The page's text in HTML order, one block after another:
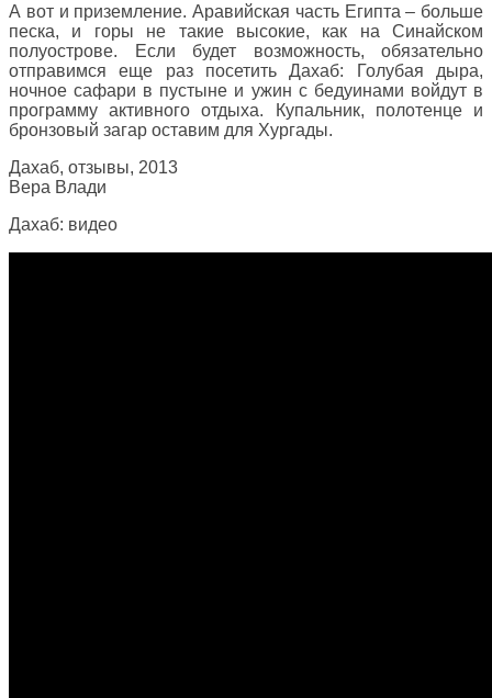
А вот и приземление. Аравийская часть Египта – больше
песка, и горы не такие высокие, как на Синайском
полуострове. Если будет возможность, обязательно
отправимся еще раз посетить Дахаб: Голубая дыра,
ночное сафари в пустыне и ужин с бедуинами войдут в
программу активного отдыха. Купальник, полотенце и
бронзовый загар оставим для Хургады.
Дахаб, отзывы, 2013
Вера Влади
Дахаб: видео